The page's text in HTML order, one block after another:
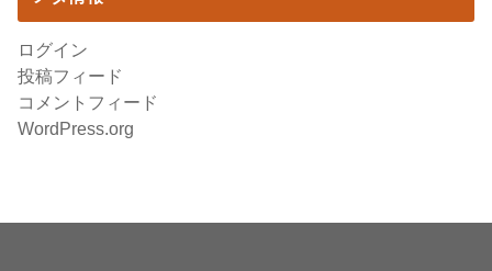
ログイン
投稿フィード
コメントフィード
WordPress.org